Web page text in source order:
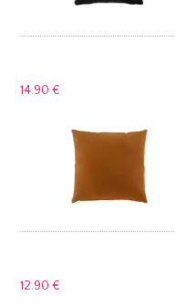
14.90 €
12.90 €